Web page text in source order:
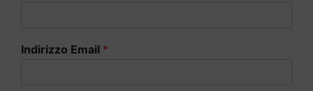
Indirizzo Email *